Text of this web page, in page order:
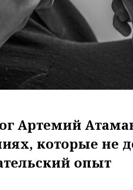
Артемий
которые не
опыт